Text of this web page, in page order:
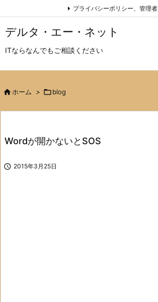
デルタ・エー・ネット
ITならなんでもご相談ください
プライバシーポリシー、管理者
 ホーム > blog
Wordが開かないとSOS
 2015年3月25日